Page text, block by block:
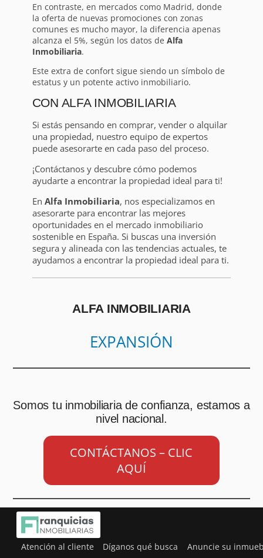
En contraste, en mercados como Madrid, donde
la oferta de nuevas promociones con zonas
comunes es mucho mayor, la diferencia apenas
alcanza el 5%, según los datos de Alfa
Inmobiliaria.
Este extra de confort sigue siendo un símbolo de
estatus y un potente activo inmobiliario.
CON ALFA INMOBILIARIA
Si estás pensando en comprar, vender o alquilar
una propiedad, nuestro equipo de expertos
puede asesorarte en cada paso del proceso.
¡Contáctanos y descubre cómo podemos
ayudarte a encontrar la propiedad ideal para ti!
En Alfa Inmobiliaria, nos especializamos en
asesorarte para encontrar las mejores
oportunidades en el mercado inmobiliario
sostenible en España. Si buscas una inversión
segura y alineada con las tendencias actuales, te
ayudamos a encontrar la propiedad ideal para ti.
ALFA INMOBILIARIA
EXPANSIÓN
Somos tu inmobiliaria de confianza, estamos a
nivel nacional.
CONTÁCTANOS – CLIC
AQUÍ
Atención al cliente Díganos qué busca Anuncie su